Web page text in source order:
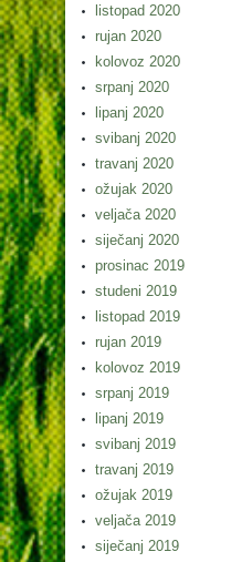
listopad 2020
rujan 2020
kolovoz 2020
srpanj 2020
lipanj 2020
svibanj 2020
travanj 2020
ožujak 2020
veljača 2020
siječanj 2020
prosinac 2019
studeni 2019
listopad 2019
rujan 2019
kolovoz 2019
srpanj 2019
lipanj 2019
svibanj 2019
travanj 2019
ožujak 2019
veljača 2019
siječanj 2019